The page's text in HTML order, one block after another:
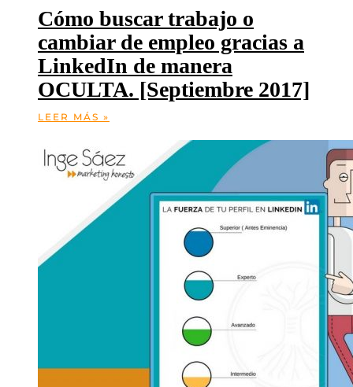
Cómo buscar trabajo o
cambiar de empleo gracias a
LinkedIn de manera
OCULTA. [Septiembre 2017]
LEER MÁS »